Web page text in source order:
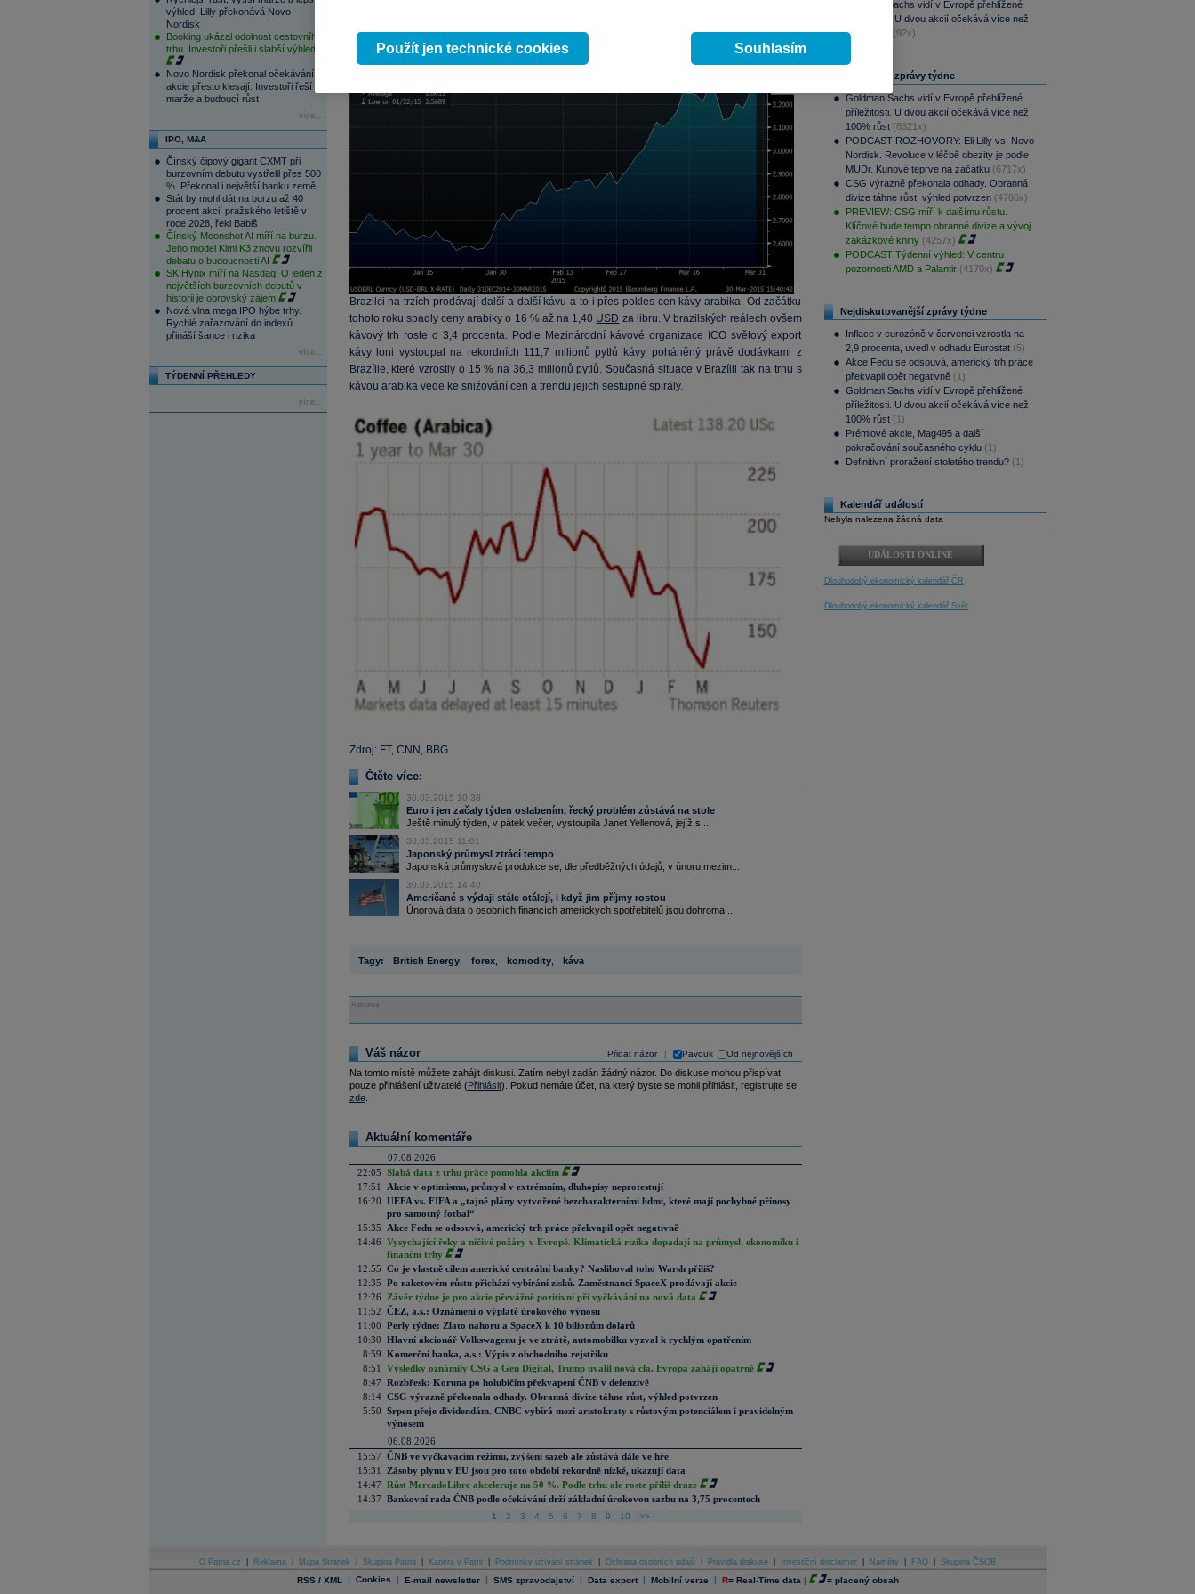
výhled. Lilly překonává Novo
Nordisk
Booking ukázal odolnost cestovního
trhu. Investoři přešli i slabší výhled
Novo Nordisk překonal očekávání,
akcie přesto klesají. Investoři řeší
marže a budoucí růst
více...
IPO, M&A
Čínský čipový gigant CXMT při
burzovním debutu vystřelil přes 500
%. Překonal i největší banku země
Stát by mohl dát na burzu až 40
procent akcií pražského letiště v
roce 2028, řekl Babiš
Čínský Moonshot AI míří na burzu.
Jeho model Kimi K3 znovu rozvířil
debatu o budoucnosti AI
SK Hynix míří na Nasdaq. O jeden z
největších burzovních debutů v
historii je obrovský zájem
Nová vlna mega IPO hýbe trhy.
Rychlé zařazování do indexů
přináší šance i rizika
více...
TÝDENNÍ PŘEHLEDY
více...
pravděpodobně pošle nejen velké množství těchto dvou
, ale zároveň i dalších
komodit, které vyváží, jako jsou železná ruda nebo sójové boby.
Brazilci na trzích prodávají další a další kávu a to i přes pokles cen kávy arabika. Od začátku
tohoto roku spadly ceny arabiky o 16 % až na 1,40 USD za libru. V brazilských reálech ovšem
kávový trh roste o 3,4 procenta. Podle Mezinárodní kávové organizace ICO světový export
kávy loni vystoupal na rekordních 111,7 milionů pytlů kávy, poháněný právě dodávkami z
Brazílie, které vzrostly o 15 % na 36,3 milionů pytlů. Současná situace v Brazílii tak na trhu s
kávou arabika vede ke snižování cen a trendu jejich sestupné spirály.
Zdroj: FT, CNN, BBG
Čtěte více:
30.03.2015 10:38
Euro i jen začaly týden oslabením, řecký problém zůstává na stole
Ještě minulý týden, v pátek večer, vystoupila Janet Yellenová, jejíž s...
30.03.2015 11:01
Japonský průmysl ztrácí tempo
Japonská průmyslová produkce se, dle předběžných údajů, v únoru mezim...
30.03.2015 14:40
Američané s výdaji stále otálejí, i když jim příjmy rostou
Únorová data o osobních financích amerických spotřebitelů jsou dohroma...
Tagy: British Energy, forex, komodity, káva
Reklama
Přidat názor Pavouk Od nejnovějších
Váš názor
Na tomto místě můžete zahájit diskusi. Zatím nebyl zadán žádný názor. Do diskuse mohou přispívat
pouze přihlášení uživatelé (Přihlásit). Pokud nemáte účet, na který byste se mohli přihlásit, registrujte se
zde.
Aktuální komentáře
07.08.2026
22:05 Slabá data z trhu práce pomohla akciím
17:51
Akcie v optimismu, průmysl v extrémním, dluhopisy neprotestují
16:20 UEFA vs. FIFA a „tajné plány vytvořené bezcharakterními lidmi, které mají pochybné přínosy
pro samotný fotbal“
15:35
Akce Fedu se odsouvá, americký trh práce překvapil opět negativně
14:46 Vysychající řeky a ničivé požáry v Evropě. Klimatická rizika dopadají na průmysl, ekonomiku i
finanční trhy
12:55 Co je vlastně cílem americké centrální banky? Nasliboval toho Warsh příliš?
12:35 Po raketovém růstu přichází vybírání zisků. Zaměstnanci SpaceX prodávají akcie
12:26
Závěr týdne je pro akcie převážně pozitivní při vyčkávání na nová data
11:52 ČEZ, a.s.: Oznámení o výplatě úrokového výnosu
11:00 Perly týdne: Zlato nahoru a SpaceX k 10 bilionům dolarů
10:30 Hlavní akcionář Volkswagenu je ve ztrátě, automobilku vyzval k rychlým opatřením
8:59 Komerční banka, a.s.: Výpis z obchodního rejstříku
8:51
Výsledky oznámily CSG a Gen Digital, Trump uvalil nová cla. Evropa zahájí opatrně
8:47 Rozbřesk: Koruna po holubičím překvapení ČNB v defenzivě
8:14 CSG výrazně překonala odhady. Obranná divize táhne růst, výhled potvrzen
5:50 Srpen přeje dividendám. CNBC vybírá mezi aristokraty s růstovým potenciálem i pravidelným
výnosem
06.08.2026
15:57 ČNB ve vyčkávacím režimu, zvýšení sazeb ale zůstává dále ve hře
15:31
Zásoby plynu v EU jsou pro toto období rekordně nízké, ukazují data
14:47 Růst MercadoLibre akceleruje na 50 %. Podle trhu ale roste příliš draze
14:37 Bankovní rada ČNB podle očekávání drží základní úrokovou sazbu na 3,75 procentech
1 2 3 4 5 6 7 8 9 10 >>
Goldman Sachs vidí v Evropě přehlížené
příležitosti. U dvou akcií očekává více než
100% růst
(92x)
Nejčtenější zprávy týdne
Goldman Sachs vidí v Evropě přehlížené
příležitosti. U dvou akcií očekává více než
100% růst (8321x)
PODCAST ROZHOVORY: Eli Lilly vs. Novo
Nordisk. Revoluce v léčbě obezity je podle
MUDr. Kunové teprve na začátku (6717x)
CSG výrazně překonala odhady. Obranná
divize táhne růst, výhled potvrzen (4786x)
PREVIEW: CSG míří k dalšímu růstu.
Klíčové bude tempo obranné divize a vývoj
zakázkové knihy (4257x)
PODCAST Týdenní výhled: V centru
pozornosti AMD a Palantir (4170x)
Nejdiskutovanější zprávy týdne
Inflace v eurozóně v červenci vzrostla na
2,9 procenta, uvedl v odhadu Eurostat (5)
Akce Fedu se odsouvá, americký trh práce
překvapil opět negativně (1)
Goldman Sachs vidí v Evropě přehlížené
příležitosti. U dvou akcií očekává více než
100% růst (1)
Prémiové akcie, Mag495 a další
pokračování současného cyklu (1)
Definitivní proražení stoletého trendu? (1)
Kalendář událostí
Nebyla nalezena žádná data
UDÁLOSTI ONLINE
Dlouhodobý ekonomický kalendář ČR
Dlouhodobý ekonomický kalendář Svět
O Patria.cz Reklama Mapa Stránek Skupina Patria Kariéra v Patrii Podmínky užívání stránek Ochrana osobních údajů Pravidla diskuse Investiční disclaimer Náměty FAQ Skupina ČSOB
RSS / XML | Cookies | E-mail newsletter | SMS zpravodajství | Data export | Mobilní verze | R= Real-Time data | = placený obsah
Použít jen technické cookies Souhlasím